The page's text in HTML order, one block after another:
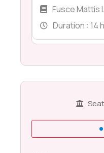
Fusce Mattis
Duration : 14